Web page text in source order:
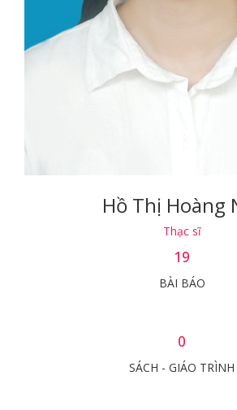
Hồ Thị Hoàng
Thạc sĩ
19
BÀI BÁO
0
SÁCH - GIÁO TRÌNH